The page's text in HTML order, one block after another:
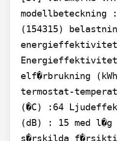
modellbeteckning :
(154315)
elf�rbrukning
termostat-
(�C) :64
(dB) : 15 med l�g
s�rskilda